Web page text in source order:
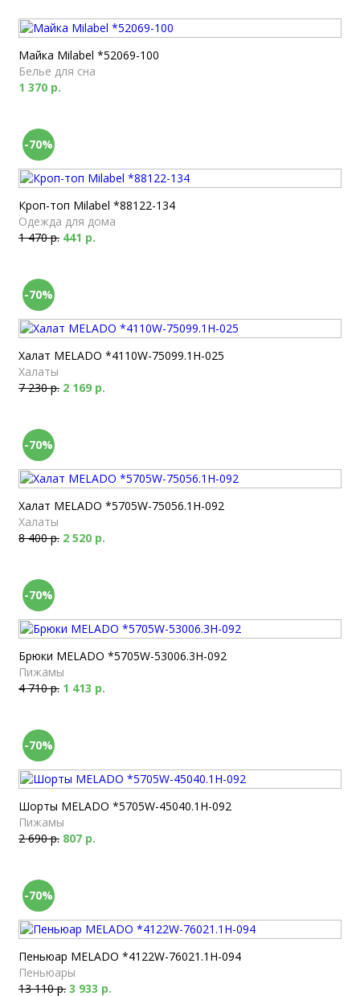
Майка Milabel *52069-100
Белье для сна
1 370 р.
-70%
Кроп-топ Milabel *88122-134
Одежда для дома
1 470 р. 441 р.
-70%
Халат MELADO *4110W-75099.1H-025
Халаты
7 230 р. 2 169 р.
-70%
Халат MELADO *5705W-75056.1H-092
Халаты
8 400 р. 2 520 р.
-70%
Брюки MELADO *5705W-53006.3H-092
Пижамы
4 710 р. 1 413 р.
-70%
Шорты MELADO *5705W-45040.1H-092
Пижамы
2 690 р. 807 р.
-70%
Пеньюар MELADO *4122W-76021.1H-094
Пеньюары
13 110 р. 3 933 р.